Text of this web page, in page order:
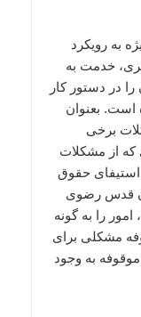
به رویکرد
خدمت به
در دستور کار
است. بعنوان
برخی
از مشکلات
حقوق
قدس رضوی
را به گونه
مشکلی برای
به وجود